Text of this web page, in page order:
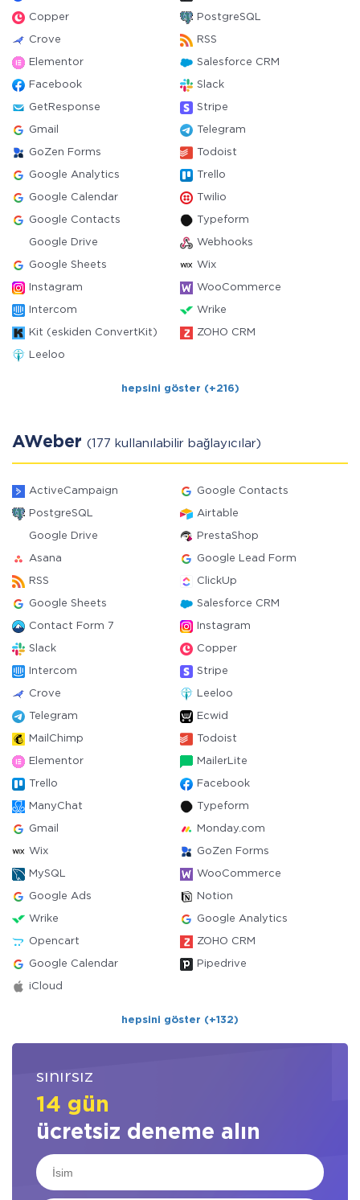
Copper PostgreSQL
Crove RSS
Elementor Salesforce CRM
Facebook Slack
GetResponse Stripe
Gmail Telegram
GoZen Forms Todoist
Google Analytics Trello
Google Calendar Twilio
Google Contacts Typeform
Google Drive Webhooks
Google Sheets Wix
Instagram WooCommerce
Intercom Wrike
Kit (eskiden ConvertKit) ZOHO CRM
Leeloo
hepsini göster (+216)
AWeber (177 kullanılabilir bağlayıcılar)
ActiveCampaign Google Contacts
PostgreSQL Airtable
Google Drive PrestaShop
Asana Google Lead Form
RSS ClickUp
Google Sheets Salesforce CRM
Contact Form 7 Instagram
Slack Copper
Intercom Stripe
Crove Leeloo
Telegram Ecwid
MailChimp Todoist
Elementor MailerLite
Trello Facebook
ManyChat Typeform
Gmail Monday.com
Wix GoZen Forms
MySQL WooCommerce
Google Ads Notion
Wrike Google Analytics
Opencart ZOHO CRM
Google Calendar Pipedrive
iCloud
hepsini göster (+132)
sınırsız
14 gün
ücretsiz deneme alın